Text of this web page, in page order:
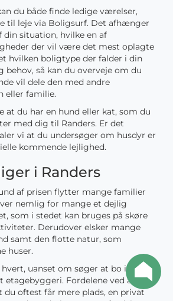
du både finde ledige værelser,
til leje via Boligsurf. Det afhænger
situation, hvilke en af
der vil være det mest oplagte
hvilken boligtype der falder i din
behov, så kan du overveje om du
vil dele den med andre
eller familie.
at du har en hund eller kat, som du
med dig til Randers. Er det
vi at du undersøger om husdyr er
kommende lejlighed.
i Randers
af prisen flytter mange familier
nemlig for mange et dejlig
som i stedet kan bruges på skøre
Derudover elsker mange
samt den flotte natur, som
huser.
uanset om søger at bo i hus på
etagebyggeri. Fordelene ved at
du oftest får mere plads, en privat